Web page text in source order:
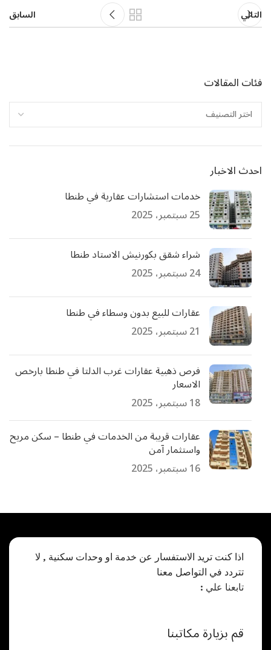
التالي السابق
فئات المقالات
احدث الاخبار
خدمات استشارات عقارية في طنطا
25 سبتمبر، 2025
شراء شقق بكورنيش الاستاد طنطا
24 سبتمبر، 2025
عقارات للبيع بدون وسطاء في طنطا
21 سبتمبر، 2025
فرص ذهبية عقارات غرب الدلتا في طنطا بارخص
الاسعار
18 سبتمبر، 2025
عقارات قريبة من الخدمات في طنطا – سكن مريح
واستثمار آمن
16 سبتمبر، 2025
اذا كنت تريد الاستفسار عن خدمة او وحدات سكنية , لا
تتردد في التواصل معنا
تابعنا علي :
قم بزيارة مكاتبنا